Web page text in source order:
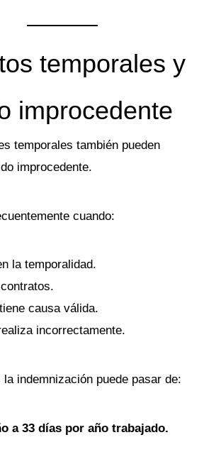
temporales y
improcedente
temporales también pueden
improcedente.
cuando:
la temporalidad.
causa válida.
incorrectamente.
la indemnización puede pasar de:
a 33 días por año trabajado.